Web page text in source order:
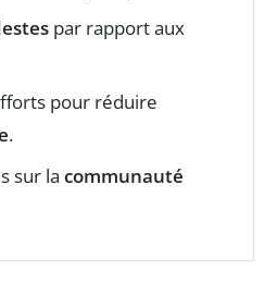
par rapport aux
pour réduire
.
sur la communauté